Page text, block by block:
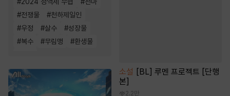
#전쟁물 #천하제일인
#우정 #살수 #성장물
#복수 #무림맹 #환생물
소설
[BL] 루멘 프로젝트 [단행
본]
2.2만